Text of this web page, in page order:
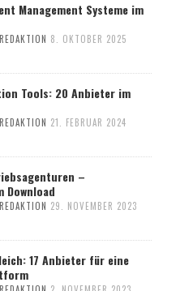
Management Systeme im
8. OKTOBER 2025
Tools: 20 Anbieter im
21. FEBRUAR 2024
–
Download
29. NOVEMBER 2023
17 Anbieter für eine